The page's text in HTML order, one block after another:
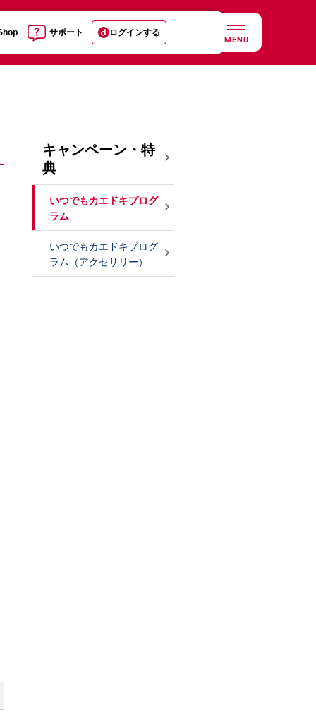
サポート ログインする
MENU
キャンペーン・特
典
いつでもカエドキプログ
ラム
いつでもカエドキプログ
ラム（アクセサリー）